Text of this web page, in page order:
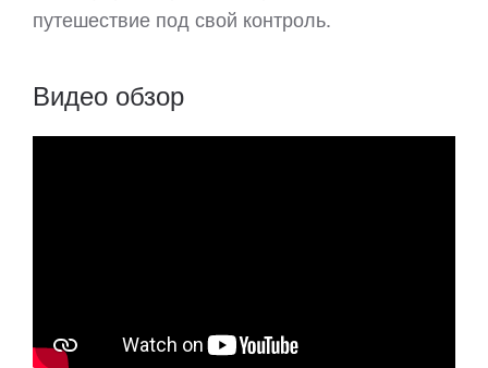
путешествие под свой контроль.
Видео обзор